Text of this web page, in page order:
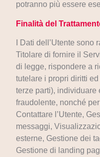
potranno più essere
Finalità del
I Dati dell’Utente sono
Titolare di fornire il
di legge, rispondere a
tutelare i propri diritti
terze parti), individuare
fraudolente, nonché
Contattare l’Utente,
messaggi,
esterne, Gestione dei
Gestione di landing